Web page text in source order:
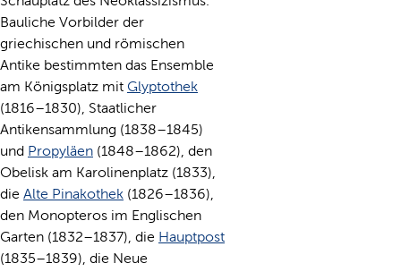
Bauliche Vorbilder der
griechischen und römischen
Antike bestimmten das Ensemble
am Königsplatz mit Glyptothek
(1816–1830), Staatlicher
Antikensammlung (1838–1845)
und Propyläen (1848–1862), den
Obelisk am Karolinenplatz (1833),
die Alte Pinakothek (1826–1836),
den Monopteros im Englischen
Garten (1832–1837), die Hauptpost
(1835–1839), die Neue